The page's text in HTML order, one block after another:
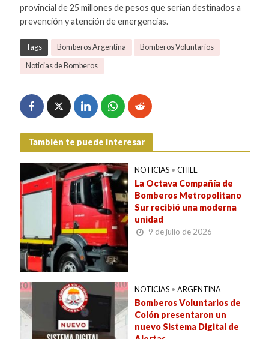
provincial de 25 millones de pesos que serían destinados a
prevención y atención de emergencias.
Tags Bomberos Argentina Bomberos Voluntarios
Noticias de Bomberos
También te puede interesar
NOTICIAS • CHILE
La Octava Compañía de
Bomberos Metropolitano
Sur recibió una moderna
unidad
9 de julio de 2026
NOTICIAS • ARGENTINA
Bomberos Voluntarios de
Colón presentaron un
nuevo Sistema Digital de